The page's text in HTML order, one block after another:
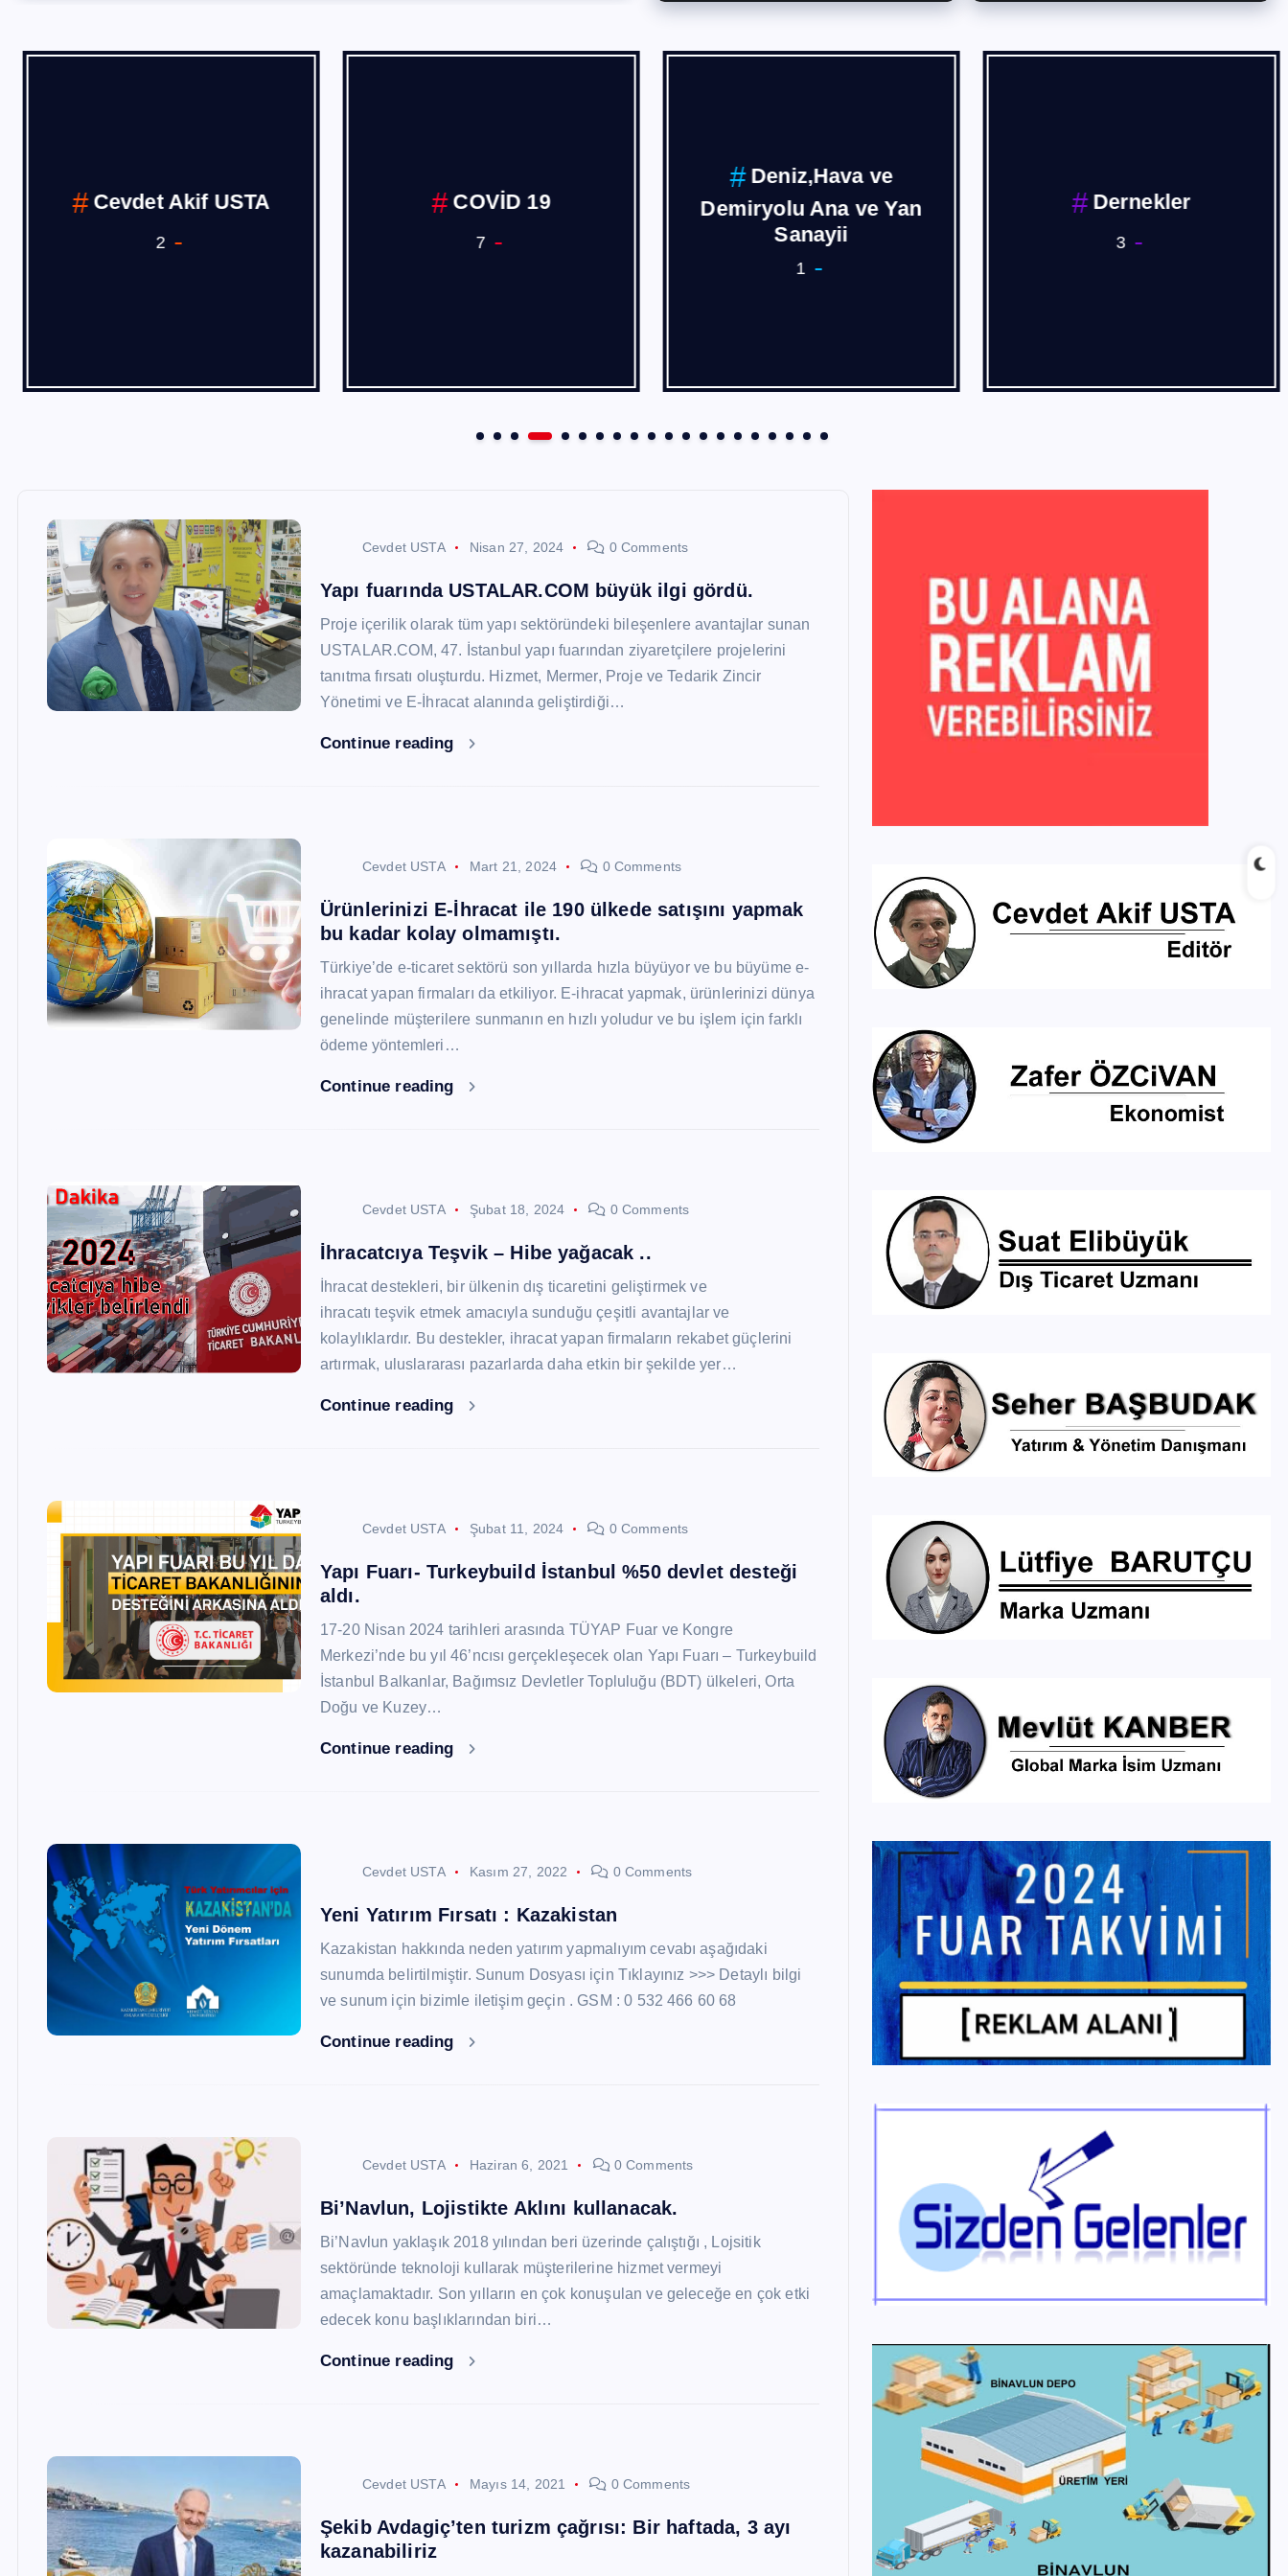
Cevdet Akif USTA
2
COVİD 19
7
Deniz,Hava ve
Demiryolu Ana ve Yan
Sanayii
1
Dernekler
3
Cevdet USTA Nisan 27, 2024 0 Comments
Yapı fuarında USTALAR.COM büyük ilgi gördü.
Proje içerilik olarak tüm yapı sektöründeki bileşenlere avantajlar sunan
USTALAR.COM, 47. İstanbul yapı fuarından ziyaretçilere projelerini
tanıtma fırsatı oluşturdu. Hizmet, Mermer, Proje ve Tedarik Zincir
Yönetimi ve E-İhracat alanında geliştirdiği…
Continue reading
Cevdet USTA Mart 21, 2024 0 Comments
Ürünlerinizi E-İhracat ile 190 ülkede satışını yapmak
bu kadar kolay olmamıştı.
Türkiye’de e-ticaret sektörü son yıllarda hızla büyüyor ve bu büyüme e-
ihracat yapan firmaları da etkiliyor. E-ihracat yapmak, ürünlerinizi dünya
genelinde müşterilere sunmanın en hızlı yoludur ve bu işlem için farklı
ödeme yöntemleri…
Continue reading
Cevdet USTA Şubat 18, 2024 0 Comments
İhracatcıya Teşvik – Hibe yağacak ..
İhracat destekleri, bir ülkenin dış ticaretini geliştirmek ve
ihracatı teşvik etmek amacıyla sunduğu çeşitli avantajlar ve
kolaylıklardır. Bu destekler, ihracat yapan firmaların rekabet güçlerini
artırmak, uluslararası pazarlarda daha etkin bir şekilde yer…
Continue reading
Cevdet USTA Şubat 11, 2024 0 Comments
Yapı Fuarı- Turkeybuild İstanbul %50 devlet desteği
aldı.
17-20 Nisan 2024 tarihleri arasında TÜYAP Fuar ve Kongre
Merkezi’nde bu yıl 46’ncısı gerçekleşecek olan Yapı Fuarı – Turkeybuild
İstanbul Balkanlar, Bağımsız Devletler Topluluğu (BDT) ülkeleri, Orta
Doğu ve Kuzey…
Continue reading
Cevdet USTA Kasım 27, 2022 0 Comments
Yeni Yatırım Fırsatı : Kazakistan
Kazakistan hakkında neden yatırım yapmalıyım cevabı aşağıdaki
sunumda belirtilmiştir. Sunum Dosyası için Tıklayınız >>> Detaylı bilgi
ve sunum için bizimle iletişim geçin . GSM : 0 532 466 60 68
Continue reading
Cevdet USTA Haziran 6, 2021 0 Comments
Bi’Navlun, Lojistikte Aklını kullanacak.
Bi’Navlun yaklaşık 2018 yılından beri üzerinde çalıştığı , Lojsitik
sektöründe teknoloji kullarak müşterilerine hizmet vermeyi
amaçlamaktadır. Son yılların en çok konuşulan ve geleceğe en çok etki
edecek konu başlıklarından biri…
Continue reading
Cevdet USTA Mayıs 14, 2021 0 Comments
Şekib Avdagiç’ten turizm çağrısı: Bir haftada, 3 ayı
kazanabiliriz